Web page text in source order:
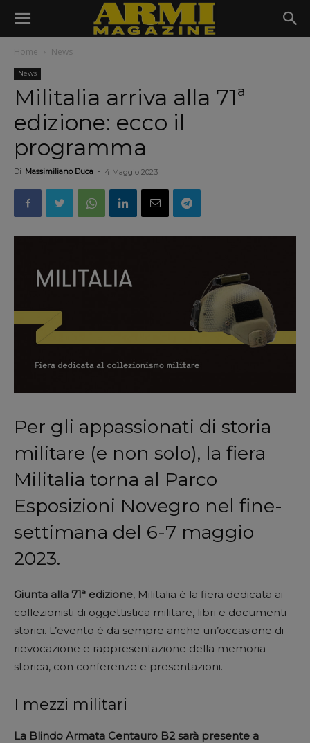
Home News
News
Militalia arriva alla 71ª
edizione: ecco il
programma
Di Massimiliano Duca - 4 Maggio 2023
Per gli appassionati di storia
militare (e non solo), la fiera
Militalia torna al Parco
Esposizioni Novegro nel fine-
settimana del 6-7 maggio
2023.
Giunta alla 71ª edizione, Militalia è la fiera dedicata ai
collezionisti di oggettistica militare, libri e documenti
storici. L’evento è da sempre anche un’occasione di
rievocazione e rappresentazione della memoria
storica, con conferenze e presentazioni.
I mezzi militari
La Blindo Armata Centauro B2 sarà presente a